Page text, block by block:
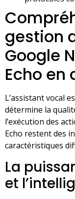
gestion
Google
Echo
L’assistant vocal
détermine la
l’exécution des
Echo restent des
caractéristiques
La
et